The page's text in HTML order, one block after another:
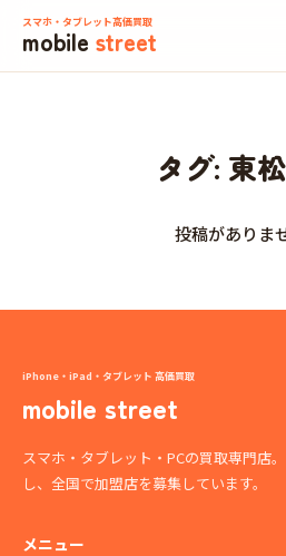
スマホ・タブレット高価買取
mobile street
タグ: 東
投稿がありま
iPhone・iPad・タブレット 高価買取
mobile street
スマホ・タブレット・PCの買取専門店
し、全国で加盟店を募集しています。
メニュー